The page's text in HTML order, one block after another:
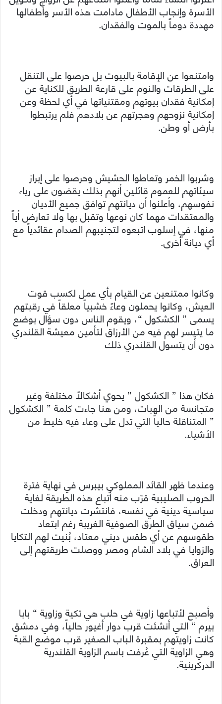
الأسرة وإنجاب الأطفال مادامت هذه الأسر وأطفالها
مهددة دوماً بالموت والفقدان.
وامتنعوا عن الإقامة بالبيوت بل حرصوا على التنقل
على الطرقات والنوم على قارعة الطريق للكناية عن
إمكانية فقدان بيوتهم ومقتنياتها في أي لحظة وعن
إمكانية نزوحهم وهجرتهم عن بلادهم فلم يرتبطوا
بأرض أو وطن.
وشربوا الخمر وتعاطوا الحشيش وحرصوا على إبراز
سيئاتهم للعموم قائلين أنهم بذلك يقضون على رياء
نفوسهم، وأعلنوا أن ديانتهم توافق جميع الأديان
والمعتقدات مهما كان نوعها وتقبل بها ولا تعارض أياً
منها، في إسلوب اتبعوه لتجنيبهم الصدام عقائدياً مع
أي ديانة أخرى.
وكانوا ممتنعين عن القيام بأي عمل لكسب قوت
العيش، وكانوا يحملون وعاءً خشبياً معلقاً في رقبتهم
يسمى ” الكشكول “، ويقوم الناس دون سؤال بوضع
ما يتيسر لهم فيه من الأرزاق لتأمين معيشة القلندري
دون أن يتسول القلندري ذلك
فكان هذا ” الكشكول ” يحوي أشكالاً مختلفة وغير
متجانسة من الهبات، ومن هنا جاءت كلمة ” الكشكول
” المتناقلة حالياً التي تدل على وعاء فيه خليط من
الأشياء.
وعندما ظهر القائد المملوكي بيبرس في نهاية فترة
الحروب الصليبية قرّب منه أتباع هذه الطريقة لغاية
سياسية دينية في نفسه، فانتشرت ديانتهم ودخلت
ضمن سياق الطرق الصوفية الغريبة رغم ابتعاد
طقوسهم عن أي طقس ديني معتاد، بُنيت لهم التكايا
والزوايا في بلاد الشام ومصر ووصلت طريقتهم إلى
العراق.
وأصبح لأتباعها زاوية في حلب هي تكية وزاوية “ بابا
بيرم “ التي أنشئت قرب دوار أغيور حالياً، وفي دمشق
كانت زاويتهم بمقبرة الباب الصغير قرب موضع القبة
وهي الزاوية التي عُرفت باسم الزاوية القلندرية
الدركرينية.